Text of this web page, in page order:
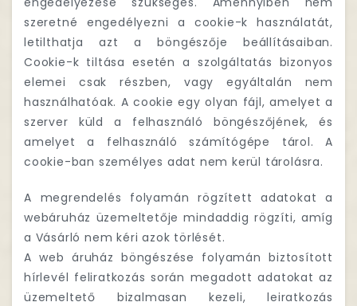
szeretné engedélyezni a cookie-k használatát,
letilthatja azt a böngészője beállításaiban.
Cookie-k tiltása esetén a szolgáltatás bizonyos
elemei csak részben, vagy egyáltalán nem
használhatóak. A cookie egy olyan fájl, amelyet a
szerver küld a felhasználó böngészőjének, és
amelyet a felhasználó számítógépe tárol. A
cookie-ban személyes adat nem kerül tárolásra.
A megrendelés folyamán rögzített adatokat a
webáruház üzemeltetője mindaddig rögzíti, amíg
a Vásárló nem kéri azok törlését.
A web áruház böngészése folyamán biztosított
hírlevél feliratkozás során megadott adatokat az
üzemeltető bizalmasan kezeli, leiratkozás